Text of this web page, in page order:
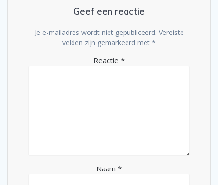
Geef een reactie
Je e-mailadres wordt niet gepubliceerd. Vereiste
velden zijn gemarkeerd met *
Reactie *
Naam *